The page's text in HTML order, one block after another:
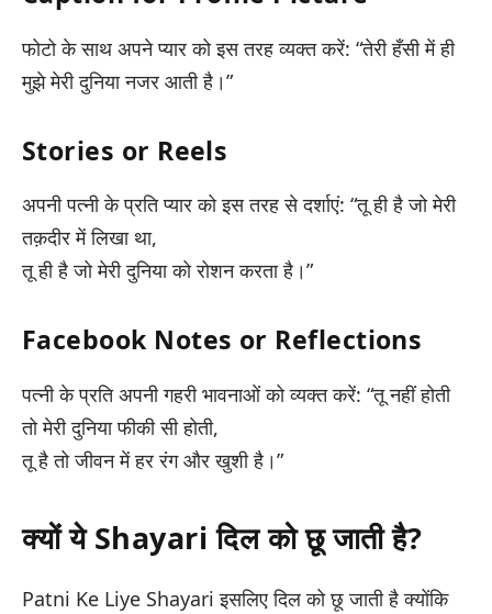
फोटो के साथ अपने प्यार को इस तरह व्यक्त करें: “तेरी हँसी में ही
मुझे मेरी दुनिया नजर आती है।”
Stories or Reels
अपनी पत्नी के प्रति प्यार को इस तरह से दर्शाएं: “तू ही है जो मेरी
तक़दीर में लिखा था,
तू ही है जो मेरी दुनिया को रोशन करता है।”
Facebook Notes or Reflections
पत्नी के प्रति अपनी गहरी भावनाओं को व्यक्त करें: “तू नहीं होती
तो मेरी दुनिया फीकी सी होती,
तू है तो जीवन में हर रंग और खुशी है।”
क्यों ये Shayari दिल को छू जाती है?
Patni Ke Liye Shayari इसलिए दिल को छू जाती है क्योंकि